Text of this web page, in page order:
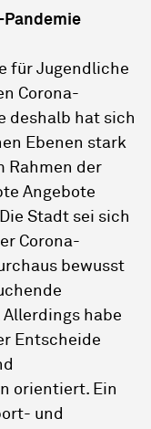
für Jugendliche
Corona-
deshalb hat sich
Ebenen stark
Rahmen der
Angebote
Stadt sei sich
Corona-
bewusst
habe
Entscheide
orientiert. Ein
und